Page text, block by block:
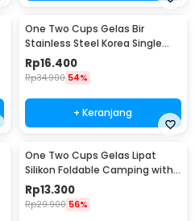
One Two Cups Gelas Bir
Stainless Steel Korea Single
Wall Glass 180ml - J070
Rp16.400
Rp34.900 54%
+ Keranjang
One Two Cups Gelas Lipat
Silikon Foldable Camping with
Strap 200ml - F120
Rp13.300
Rp29.900 56%